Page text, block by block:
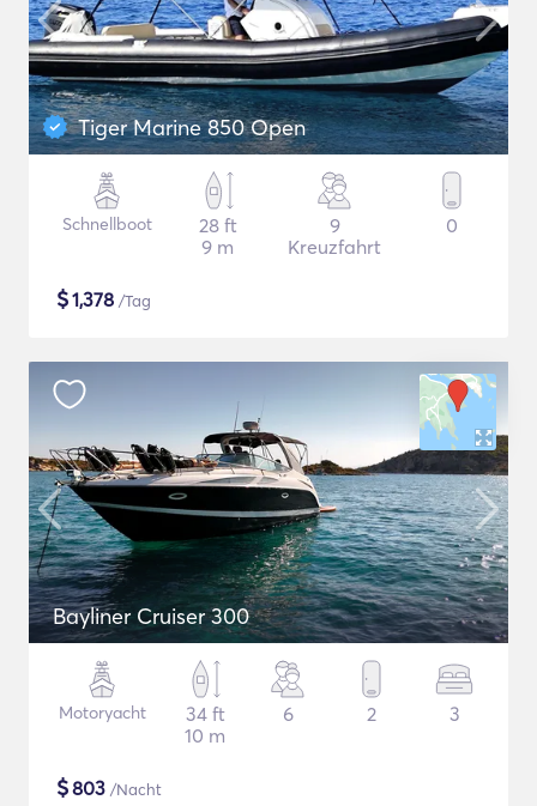
Tiger Marine 850 Open
Schnellboot
28 ft
9 m
9
Kreuzfahrt
0
$1,378 /Tag
Bayliner Cruiser 300
Motoryacht
34 ft
10 m
6 2 3
$803 /Nacht